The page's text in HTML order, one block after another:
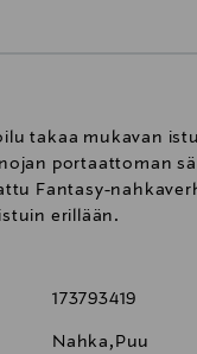
takaa mukavan
portaattoman
Fantasy-
erillään.
173793419
Nahka,Puu